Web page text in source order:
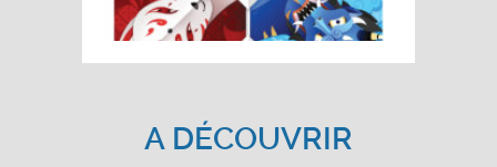
A DÉCOUVRIR